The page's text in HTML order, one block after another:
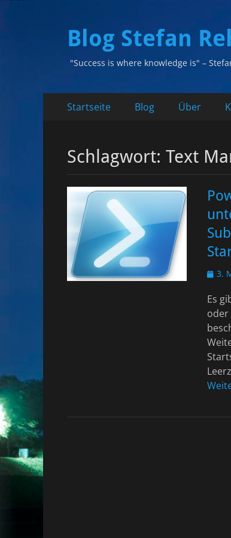
Blog Stefan
"Success is where knowledge is" –
Primäres
Inhalt
Startseite Blog Über
Schlagwort: Text
3.
Es
oder